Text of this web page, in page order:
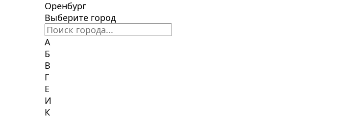
Оренбург
Выберите город
А
Б
В
Г
Е
И
К